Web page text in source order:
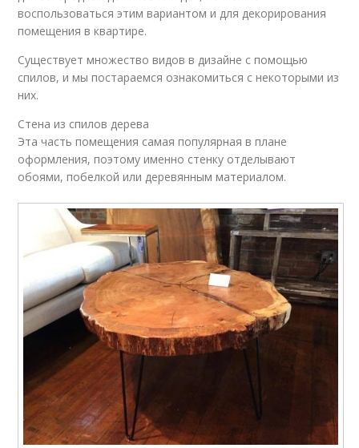
воспользоваться этим вариантом и для декорирования
помещения в квартире.
Существует множество видов в дизайне с помощью
спилов, и мы постараемся ознакомиться с некоторыми из
них.
Стена из спилов дерева
Эта часть помещения самая популярная в плане
оформления, поэтому именно стенку отделывают
обоями, побелкой или деревянным материалом.